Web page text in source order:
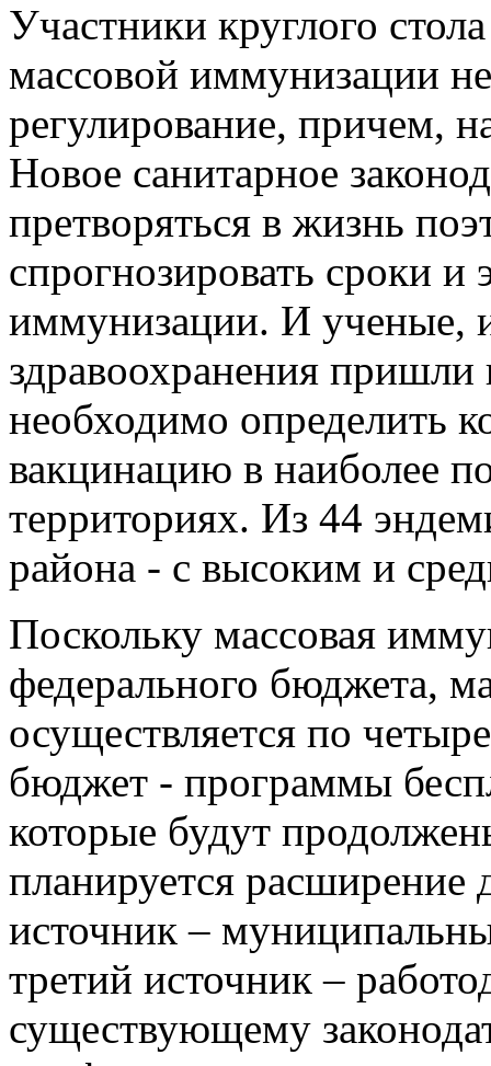
Участники круглого
массовой иммунизации
регулирование, причем,
Новое санитарное
претворяться в жизнь
спрогнозировать сроки
иммунизации. И ученые,
здравоохранения
необходимо определить
вакцинацию в наиболее
территориях. Из 44
района - с высоким и
Поскольку массовая
федерального бюджета,
осуществляется по
бюджет - программы
которые будут
планируется расширение
источник –
третий источник –
существующему